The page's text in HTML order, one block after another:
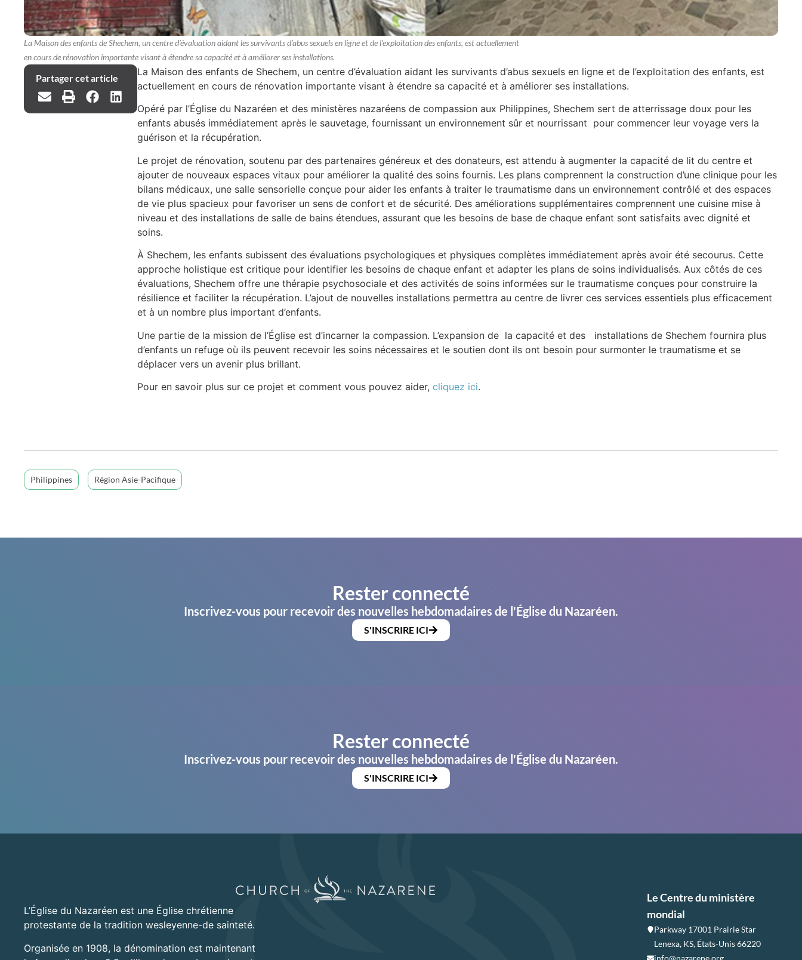
La Maison des enfants de Shechem, un centre d'évaluation aidant les survivants d'abus sexuels en ligne et de l'exploitation des enfants, est actuellement
en cours de rénovation importante visant à étendre sa capacité et à améliorer ses installations.
Partager cet article
La Maison des enfants de Shechem, un centre d’évaluation aidant les survivants d’abus sexuels en ligne et de l’exploitation des enfants, est
actuellement en cours de rénovation importante visant à étendre sa capacité et à améliorer ses installations.
Opéré par l’Église du Nazaréen et des ministères nazaréens de compassion aux Philippines, Shechem sert de atterrissage doux pour les
enfants abusés immédiatement après le sauvetage, fournissant un environnement sûr et nourrissant pour commencer leur voyage vers la
guérison et la récupération.
Le projet de rénovation, soutenu par des partenaires généreux et des donateurs, est attendu à augmenter la capacité de lit du centre et
ajouter de nouveaux espaces vitaux pour améliorer la qualité des soins fournis. Les plans comprennent la construction d’une clinique pour les
bilans médicaux, une salle sensorielle conçue pour aider les enfants à traiter le traumatisme dans un environnement contrôlé et des espaces
de vie plus spacieux pour favoriser un sens de confort et de sécurité. Des améliorations supplémentaires comprennent une cuisine mise à
niveau et des installations de salle de bains étendues, assurant que les besoins de base de chaque enfant sont satisfaits avec dignité et
soins.
À Shechem, les enfants subissent des évaluations psychologiques et physiques complètes immédiatement après avoir été secourus. Cette
approche holistique est critique pour identifier les besoins de chaque enfant et adapter les plans de soins individualisés. Aux côtés de ces
évaluations, Shechem offre une thérapie psychosociale et des activités de soins informées sur le traumatisme conçues pour construire la
résilience et faciliter la récupération. L’ajout de nouvelles installations permettra au centre de livrer ces services essentiels plus efficacement
et à un nombre plus important d’enfants.
Une partie de la mission de l’Église est d’incarner la compassion. L’expansion de la capacité et des installations de Shechem fournira plus
d’enfants un refuge où ils peuvent recevoir les soins nécessaires et le soutien dont ils ont besoin pour surmonter le traumatisme et se
déplacer vers un avenir plus brillant.
Pour en savoir plus sur ce projet et comment vous pouvez aider, cliquez ici.
Philippines Région Asie-Pacifique
Rester connecté
Inscrivez-vous pour recevoir des nouvelles hebdomadaires de l'Église du Nazaréen.
S'INSCRIRE ICI
Rester connecté
Inscrivez-vous pour recevoir des nouvelles hebdomadaires de l'Église du Nazaréen.
S'INSCRIRE ICI
L’Église du Nazaréen est une Église chrétienne
protestante de la tradition wesleyenne-de sainteté.
Organisée en 1908, la dénomination est maintenant
Le Centre du ministère
mondial
Parkway 17001 Prairie Star
Lenexa, KS, États-Unis 66220